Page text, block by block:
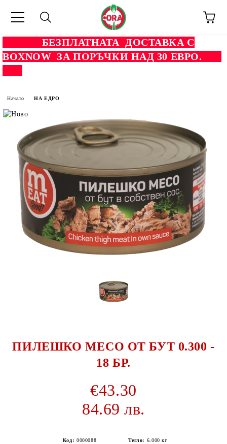
БЕЗПЛАТНАТА ДОСТАВКА С
BOXNOW ЗА ПОРЪЧКИ НАД 30 ЕВРО.
Начало НА ЕДРО
ПИЛЕШКО МЕСО ОТ БУТ 0.300 -
18 БР.
€43.30
84.69 лв.
Код: 0000088 Тегло: 6.000 кг